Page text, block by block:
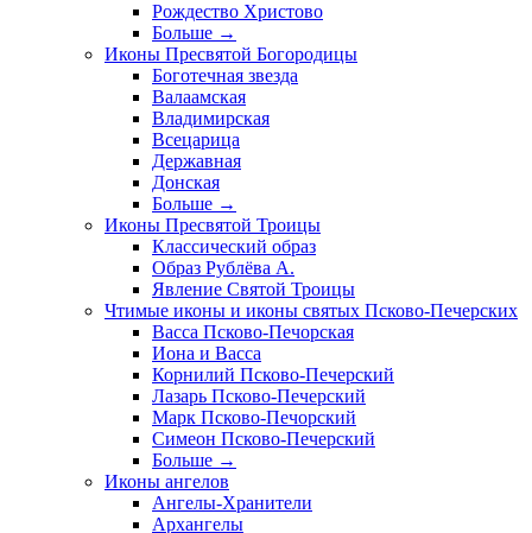
Рождество Христово
Больше →
Иконы Пресвятой Богородицы
Боготечная звезда
Валаамская
Владимирская
Всецарица
Державная
Донская
Больше →
Иконы Пресвятой Троицы
Классический образ
Образ Рублёва А.
Явление Святой Троицы
Чтимые иконы и иконы святых Псково-Печерских
Васса Псково-Печорская
Иона и Васса
Корнилий Псково-Печерский
Лазарь Псково-Печерский
Марк Псково-Печорский
Симеон Псково-Печерский
Больше →
Иконы ангелов
Ангелы-Хранители
Архангелы